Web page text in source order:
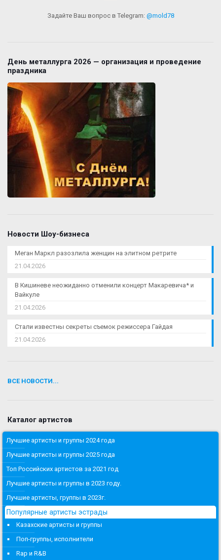
Задайте Ваш вопрос в Telegram: @mold78
День металлурга 2026 — организация и проведение
праздника
Новости Шоу-бизнеса
Меган Маркл разозлила женщин на элитном ретрите
21.04.2026
В Кишиневе неожиданно отменили концерт Макаревича* и
Вайкуле
21.04.2026
Стали известны секреты съемок режиссера Гайдая
21.04.2026
ВСЕ НОВОСТИ...
Каталог артистов
Лучшие артисты и группы 2024 года
Лучшие артисты и группы 2025 года
Топ Российских артистов за 2021 год
Лучшие артисты и группы в 2023 году.
Лучшие артисты, группы в 2023г.
Популярные артисты эстрады
Казахские артисты и группы
Поп-группы, исполнители
Rap и R&B